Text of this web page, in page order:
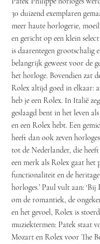
30 duizend exemplaren
meer haute horlogerie,
en gericht op een klein
is daarentegen grootschalig
belangrijk geweest voor de
het horloge. Bovendien zat
Rolex altijd goed in elkaar:
heb je een Rolex. In Italië
geslaagd bent in het leven
en een Rolex hebt. Een
heeft dan ook zeven
tot de Nederlander, die
een merk als Rolex gaat
functionaliteit en de
horloges.’ Paul vult aan:
om de romantiek, de
en het gevoel, Rolex is
muziektermen: Patek staat
Mozart en Rolex voor The